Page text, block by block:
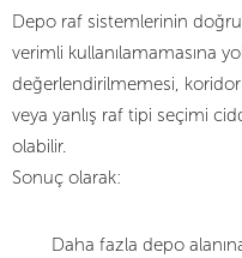
Depo raf sistemlerinin
verimli kullanılamamasına
değerlendirilmemesi,
veya yanlış raf tipi seçimi
olabilir.
Sonuç olarak:
Daha fazla depo